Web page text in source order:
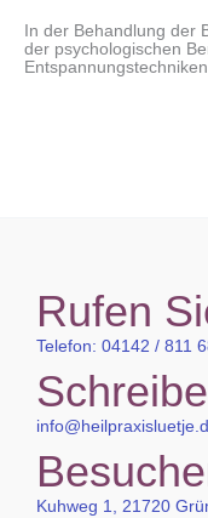
In der Behandlung der
der psychologischen
Rufen
Telefon: 04142 / 811
Kuhweg 1, 21720